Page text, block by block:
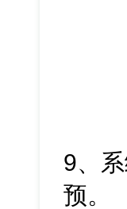
9、
预。